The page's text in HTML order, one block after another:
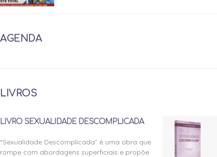
AGENDA
LIVROS
LIVRO SEXUALIDADE DESCOMPLICADA
“Sexualidade Descomplicada” é uma obra que
rompe com abordagens superficiais e propõe